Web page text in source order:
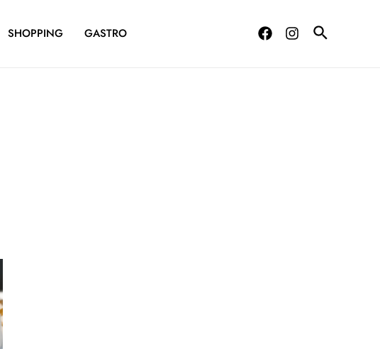
SHOPPING GASTRO